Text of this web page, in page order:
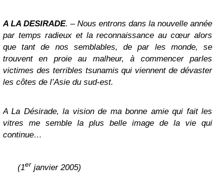
A LA DESIRADE. – Nous entrons dans la nouvelle année
par temps radieux et la reconnaissance au cœur alors
que tant de nos semblables, de par les monde, se
trouvent en proie au malheur, à commencer parles
victimes des terribles tsunamis qui viennent de dévaster
les côtes de l’Asie du sud-est.
A La Désirade, la vision de ma bonne amie qui fait les
vitres me semble la plus belle image de la vie qui
continue…
(1er janvier 2005)